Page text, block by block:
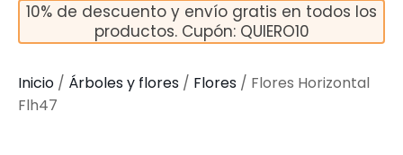
10% de descuento y envío gratis en todos los
productos. Cupón: QUIERO10
Inicio / Árboles y flores / Flores / Flores Horizontal
Flh47